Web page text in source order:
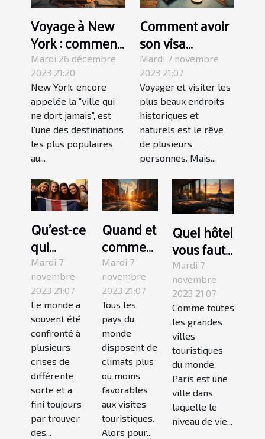
Voyage à New
York : comment
préparer sa
valise ?
Mardi 26 décembre
2023 21:20
New York, encore
appelée la "ville qui
ne dort jamais", est
l'une des destinations
les plus populaires
au...
Comment avoir
son visa
touristique ?
Mardi 7 novembre
2023 21:07
Voyager et visiter les
plus beaux endroits
historiques et
naturels est le rêve
de plusieurs
personnes. Mais...
Qu’est-ce
qui
change
pour les
touristes
français
après le
Brexit ?
Mardi 7
novembre
2023 21:07
Le monde a
souvent été
confronté à
plusieurs
crises de
différente
sorte et a
fini toujours
par trouver
des...
Quand et
comment
devriez-
vous
visiter
New
York ?
Mardi 7
novembre
2023 21:07
Tous les
pays du
monde
disposent de
climats plus
ou moins
favorables
aux visites
touristiques.
Alors pour...
Quel hôtel
vous faut-
il pour
votre visite
touristique
à Paris ?
Mardi 7
novembre
2023 21:07
Comme toutes
les grandes
villes
touristiques
du monde,
Paris est une
ville dans
laquelle le
niveau de vie...